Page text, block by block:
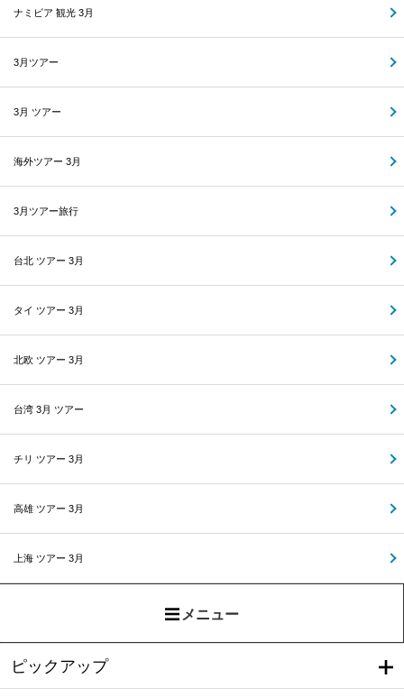
ナミビア 観光 3月
3月ツアー
3月 ツアー
海外ツアー 3月
3月ツアー旅行
台北 ツアー 3月
タイ ツアー 3月
北欧 ツアー 3月
台湾 3月 ツアー
チリ ツアー 3月
高雄 ツアー 3月
上海 ツアー 3月
メニュー
ピックアップ